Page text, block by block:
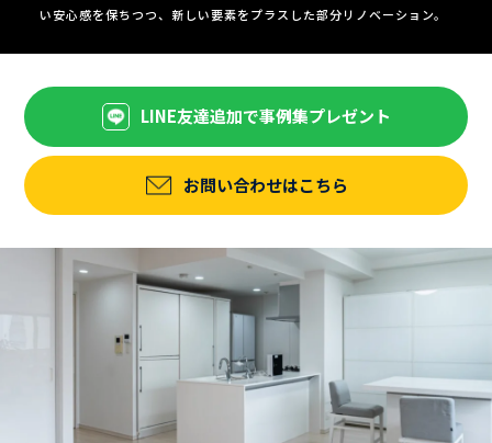
い安心感を保ちつつ、新しい要素をプラスした部分リノベーション。
LINE友達追加で事例集プレゼント
お問い合わせはこちら